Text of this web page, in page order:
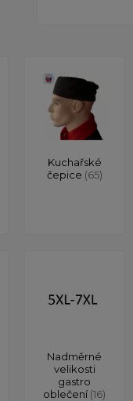
Kuchařské
čepice (65)
Nadměrné
velikosti
gastro
oblečení(16)